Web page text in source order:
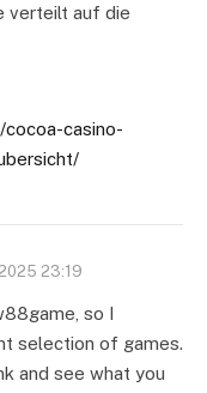
verteilt auf die
casino-
23:19
so I
selection of games.
and see what you